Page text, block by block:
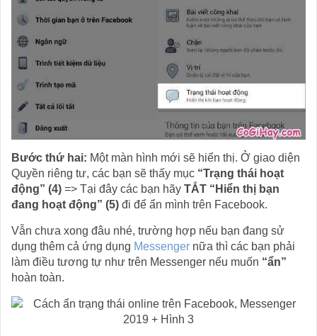
Bước thứ hai: Một màn hình mới sẽ hiển thị. Ở giao diện
Quyền riêng tư, các bạn sẽ thấy mục “Trạng thái hoạt
động” (4) => Tại đây các bạn hãy TẮT “Hiển thị bạn
đang hoạt động” (5) đi để ẩn mình trên Facebook.
Vẫn chưa xong đâu nhé, trường hợp nếu bạn đang sử
dụng thêm cả ứng dụng Messenger nữa thì các bạn phải
làm điều tương tự như trên Messenger nếu muốn “ẩn”
hoàn toàn.